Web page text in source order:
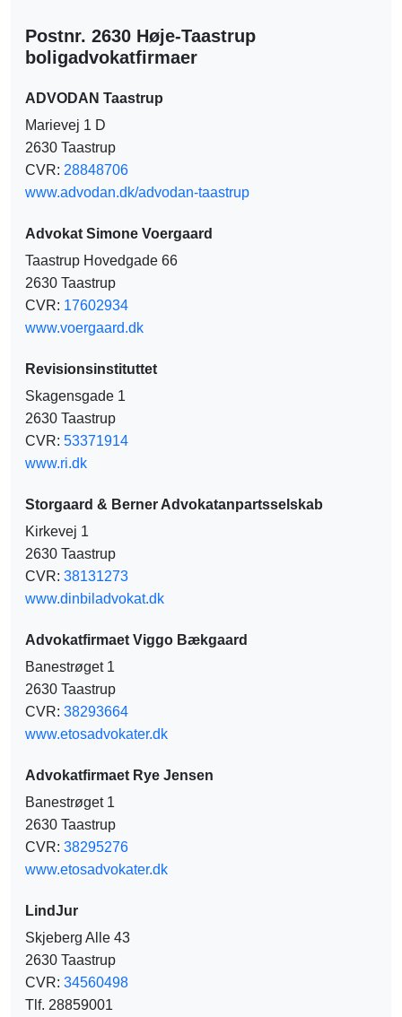
Postnr. 2630 Høje-Taastrup
boligadvokatfirmaer
ADVODAN Taastrup
Marievej 1 D
2630 Taastrup
CVR: 28848706
www.advodan.dk/advodan-taastrup
Advokat Simone Voergaard
Taastrup Hovedgade 66
2630 Taastrup
CVR: 17602934
www.voergaard.dk
Revisionsinstituttet
Skagensgade 1
2630 Taastrup
CVR: 53371914
www.ri.dk
Storgaard & Berner Advokatanpartsselskab
Kirkevej 1
2630 Taastrup
CVR: 38131273
www.dinbiladvokat.dk
Advokatfirmaet Viggo Bækgaard
Banestrøget 1
2630 Taastrup
CVR: 38293664
www.etosadvokater.dk
Advokatfirmaet Rye Jensen
Banestrøget 1
2630 Taastrup
CVR: 38295276
www.etosadvokater.dk
LindJur
Skjeberg Alle 43
2630 Taastrup
CVR: 34560498
Tlf. 28859001